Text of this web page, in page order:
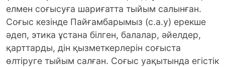
елмен соғысуға шариғатта тыйым салынған.
Соғыс кезінде Пайғамбарымыз (с.а.у) ерекше
әдеп, этика ұстана білген, балалар, әйелдер,
қарттарды, дін қызметкерлерін соғыста
өлтіруге тыйым салған. Соғыс уақытында егістік